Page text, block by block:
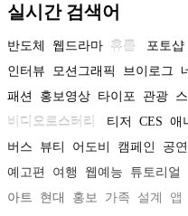
실시간 검색어
반도체 웹드라마 휴롬 포토샵
인터뷰
모션그래픽 브이로그
패션
홍보영상 타이포 관광
비디오로스터리
티저 CES 애
버스
뷰티 어도비 캠페인 공연
예고편
여행 웹예능 튜토리얼
아트
현대 홍보 가족 설계 앱